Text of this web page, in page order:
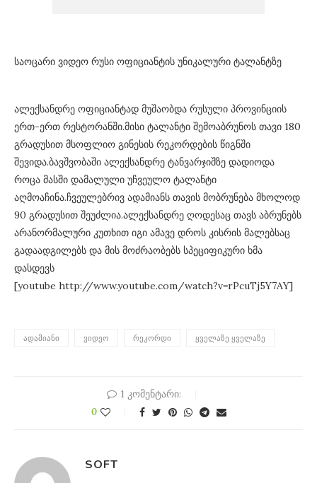
საოცარი ვიდეო რუსი ოფიციანტის უნიკალური ტალანტზე
ალექსანდრე ოფიციანტად მუშაობდა რუსული პროვინციის
ერთ-ერთ რესტორანში.მისი ტალანტი შემოაბრუნოს თავი 180
გრადუსით მსოფლიო გინესის რეკორდების წიგნში
შევიდა.ბავშვობაში ალექსანდრე ტანვარჯიშზე დადიოდა
როცა მასში დამალული უჩვეულო ტალანტი
აღმოაჩინა.ჩვეულებრივ ადამიანს თავის მობრუნება მხოლოდ
90 გრადუსით შეუძლია.ალექსანდრე ღოდესაც თავს აბრუნებს
არანორმალური კუთხით იგი ამავე დროს კისრის მალებსაც
გადაადგილებს და მის მოძრაობებს სპეციფიკური ხმა
დასდევს
[youtube http://www.youtube.com/watch?v=rPcuTj5Y7AY]
ᲐᲓᲐᲛᲘᲐᲜᲘ ᲕᲘᲓᲔᲝ ᲠᲔᲙᲝᲠᲓᲘ ᲧᲕᲔᲚᲐᲖᲔ ᲧᲕᲔᲚᲐᲖᲔ
1 კომენტარი:
0
SOFT